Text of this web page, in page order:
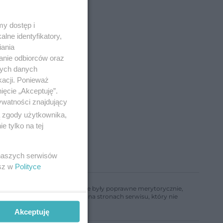
informacje w nim zawarte były poprawne merytorycznie,
informacji zamieszczonych na stronach serwisu, który nie
dostęp i
identyfikatory,
odbiorców oraz
danych
Ponieważ
„Akceptuję”.
znajdujący
użytkownika,
tylko na tej
serwisów
w Polityce
Akceptuję